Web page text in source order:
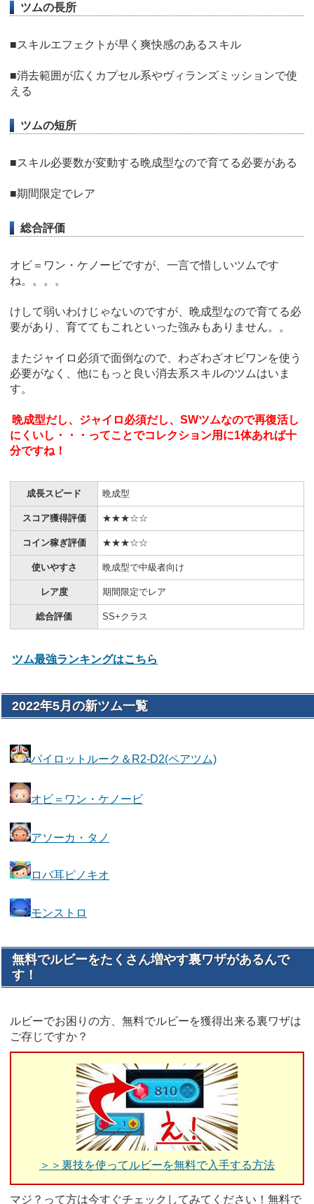
ツムの長所
■スキルエフェクトが早く爽快感のあるスキル
■消去範囲が広くカプセル系やヴィランズミッションで使
える
ツムの短所
■スキル必要数が変動する晩成型なので育てる必要がある
■期間限定でレア
総合評価
オビ＝ワン・ケノービですが、一言で惜しいツムです
ね。。。。
けして弱いわけじゃないのですが、晩成型なので育てる必
要があり、育ててもこれといった強みもありません。。
またジャイロ必須で面倒なので、わざわざオビワンを使う
必要がなく、他にもっと良い消去系スキルのツムはいま
す。
晩成型だし、ジャイロ必須だし、SWツムなので再復活し
にくいし・・・ってことでコレクション用に1体あれば十
分ですね！
成長スピード 晩成型
スコア獲得評価 ★★★☆☆
コイン稼ぎ評価 ★★★☆☆
使いやすさ 晩成型で中級者向け
レア度 期間限定でレア
総合評価 SS+クラス
ツム最強ランキングはこちら
2022年5月の新ツム一覧
パイロットルーク＆R2-D2(ペアツム)
オビ＝ワン・ケノービ
アソーカ・タノ
ロバ耳ピノキオ
モンストロ
無料でルビーをたくさん増やす裏ワザがあるんで
す！
ルビーでお困りの方、無料でルビーを獲得出来る裏ワザは
ご存じですか？
＞＞裏技を使ってルビーを無料で入手する方法
マジ？って方は今すぐチェックしてみてください！無料で